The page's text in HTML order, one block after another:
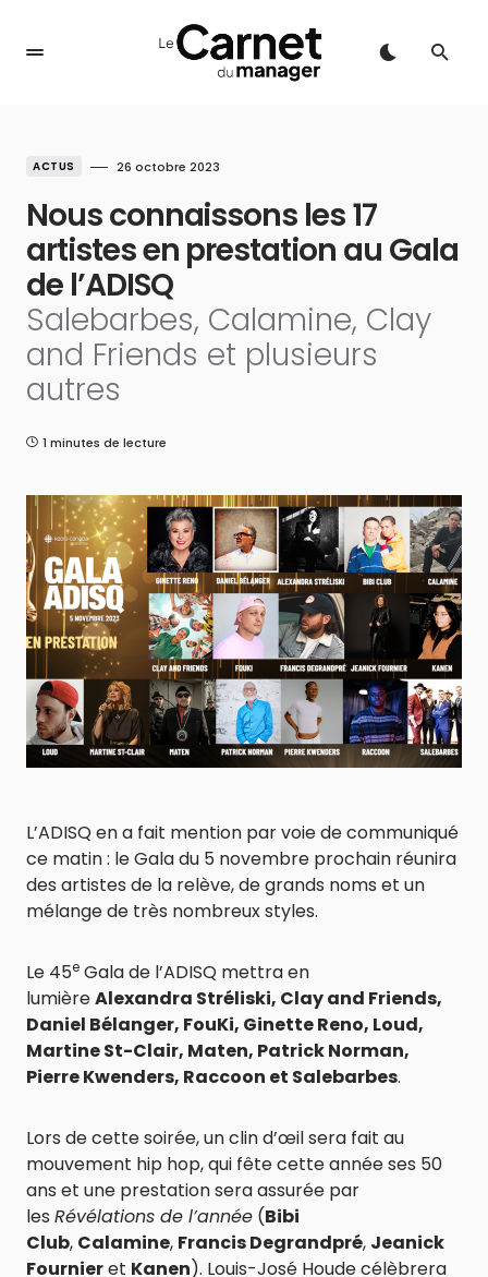
ACTUS 26 octobre 2023
Nous connaissons les 17
artistes en prestation au Gala
de l’ADISQ
Salebarbes, Calamine, Clay
and Friends et plusieurs
autres
1 minutes de lecture
L’ADISQ en a fait mention par voie de communiqué
ce matin : le Gala du 5 novembre prochain réunira
des artistes de la relève, de grands noms et un
mélange de très nombreux styles.
Le 45e Gala de l’ADISQ mettra en
lumièreAlexandra Stréliski, Clay and Friends,
Daniel Bélanger, FouKi, Ginette Reno, Loud,
Martine St-Clair, Maten, Patrick Norman,
Pierre Kwenders, Raccoon et Salebarbes.
Lors de cette soirée, un clin d’œil sera fait au
mouvement hip hop, qui fête cette année ses 50
ans et une prestation sera assurée par
les Révélations de l’année (Bibi
Club, Calamine, Francis Degrandpré, Jeanick
Fournieret Kanen). Louis-José Houde célèbrera